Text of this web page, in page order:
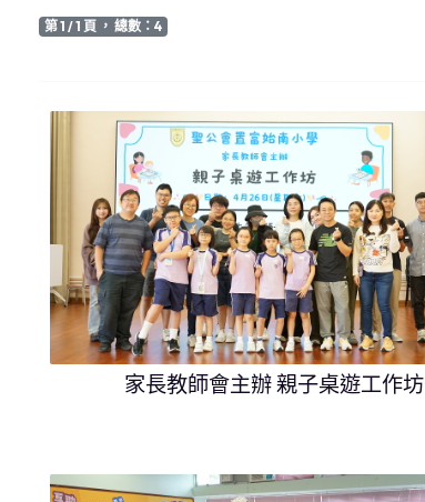
第 1 / 1 頁 ， 總數：4
家長教師會主辦 親子桌遊工作坊